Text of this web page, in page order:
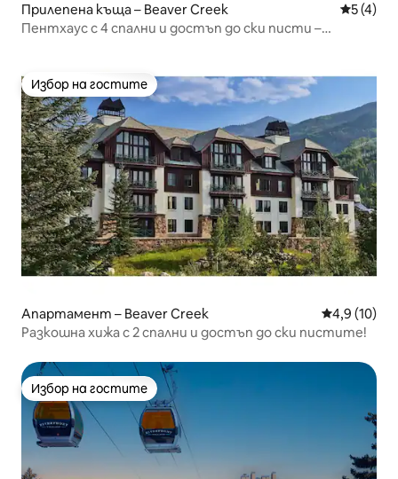
Прилепена къща – Beaver Creek Средна
5 (4)
Пентхаус с 4 спални и достъп до ски писти –
Избор на гостите
Избор на гостите
Апартамент – Beaver Creek Средна
4,9 (10)
Разкошна хижа с 2 спални и достъп до ски пистите!
Избор на гостите
Избор на гостите